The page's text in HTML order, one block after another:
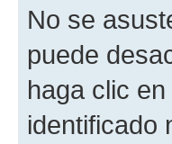
No se
puede
haga clic en
identificado